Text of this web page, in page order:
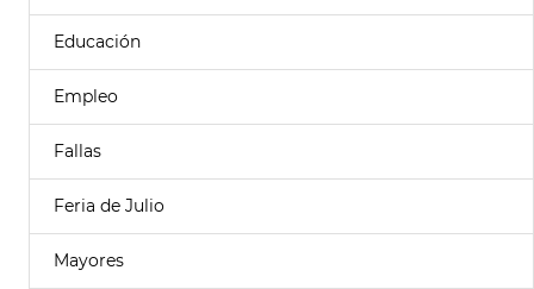
Educación
Empleo
Fallas
Feria de Julio
Mayores